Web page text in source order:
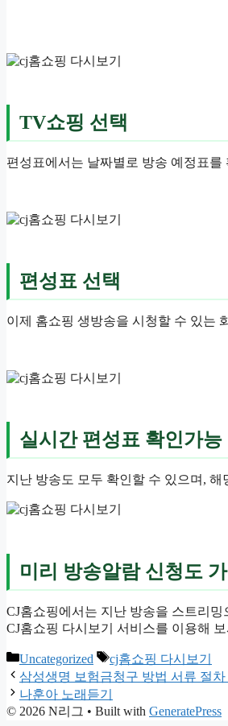
TV쇼핑 선택
편성표에서는 날짜별로 방송 예정표
편성표 선택
이제 홈쇼핑 생방송을 시청할 수 있는
실시간 편성표 확인가능
지난 방송도 모두 확인할 수 있으며,
미리 방송알람 신청도
CJ홈쇼핑에서는 지난 방송을 스트리
CJ홈쇼핑 다시보기 서비스를 이용해
Categories
Uncategorized Tags
cj홈쇼핑 다시보기
삼성생명 보험금청구 방법 서류 절차
나훈아 노래듣기
© 2026 N리그 • Built with GeneratePress